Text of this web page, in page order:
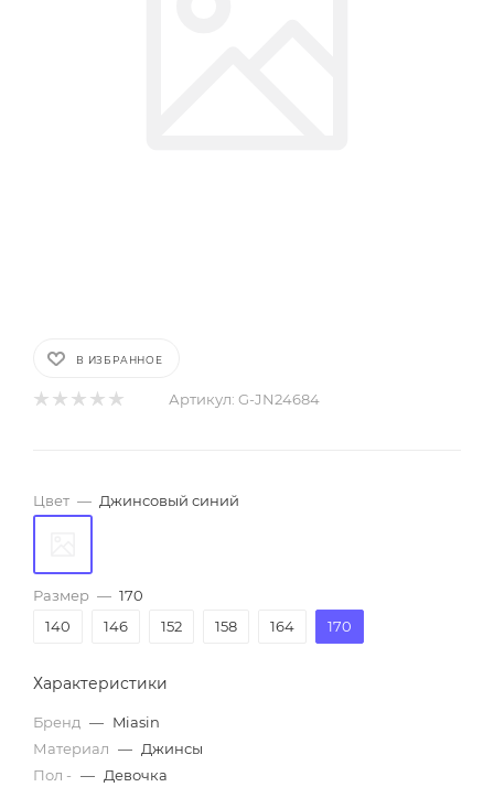
В ИЗБРАННОЕ
Артикул: G-JN24684
Цвет — Джинсовый синий
Размер — 170
140
146 152 158 164 170
Характеристики
Бренд — Miasin
Материал — Джинсы
Пол - — Девочка